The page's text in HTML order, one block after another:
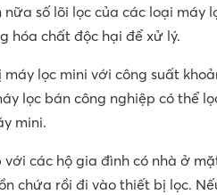
nữa số lõi lọc của các loại
hóa chất độc hại để xử lý.
lọc mini với công suất
lọc bán công nghiệp có thể
mini.
với các hộ gia đình có nhà ở
chứa rồi đi vào thiết bị lọc.